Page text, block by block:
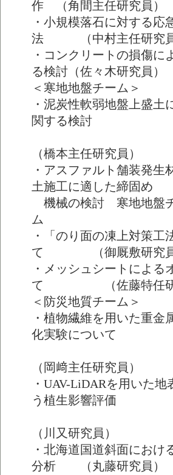
作 （角間主任研究員）
・小規模落石に対する
法 （中村主任研究
・コンクリートの損傷
る検討（佐々木研究員）
＜寒地地盤チーム＞
・泥炭性軟弱地盤上盛
関する検討
（橋本主任研究員）
・アスファルト舗装発
土施工に適した締固め
機械の検討 寒地地盤
ム （大
・「のり面の凍上対策
て （御厩敷研究
・メッシュシートによる
て （佐藤特任研
＜防災地質チーム＞
・植物繊維を用いた重
化実験について
（岡﨑主任研究員）
・UAV-LiDARを用いた
う植生影響評価
（川又研究員）
・北海道国道斜面にお
分析 （丸藤研究員）